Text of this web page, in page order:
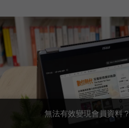
無法有效變現會員資料？